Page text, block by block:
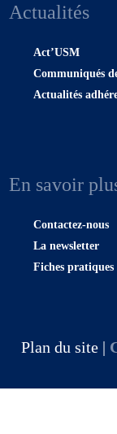
Actualités
Act’USM
Communiqués
Actualités
En savoir
Contactez-nous
La newsletter
Fiches pratiques
Plan du site |